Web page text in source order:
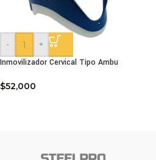
-
+
Inmovilizador Cervical Tipo Ambu
$52,000